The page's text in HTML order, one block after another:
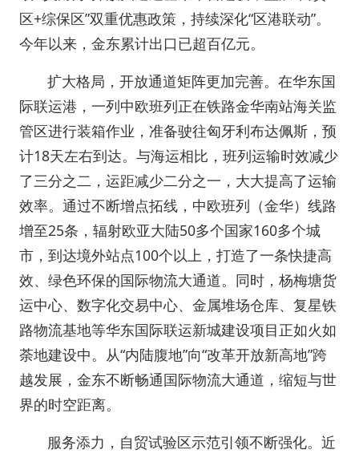
区+综保区”双重优惠政策，持续深化“区港联动”。
今年以来，金东累计出口已超百亿元。
扩大格局，开放通道矩阵更加完善。在华东国
际联运港，一列中欧班列正在铁路金华南站海关监
管区进行装箱作业，准备驶往匈牙利布达佩斯，预
计18天左右到达。与海运相比，班列运输时效减少
了三分之二，运距减少二分之一，大大提高了运输
效率。通过不断增点拓线，中欧班列（金华）线路
增至25条，辐射欧亚大陆50多个国家160多个城
市，到达境外站点100个以上，打造了一条快捷高
效、绿色环保的国际物流大通道。同时，杨梅塘货
运中心、数字化交易中心、金属堆场仓库、复星铁
路物流基地等华东国际联运新城建设项目正如火如
荼地建设中。从“内陆腹地”向“改革开放新高地”跨
越发展，金东不断畅通国际物流大通道，缩短与世
界的时空距离。
服务添力，自贸试验区示范引领不断强化。近